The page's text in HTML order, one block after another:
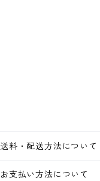
送料・配送方法について
お支払い方法について